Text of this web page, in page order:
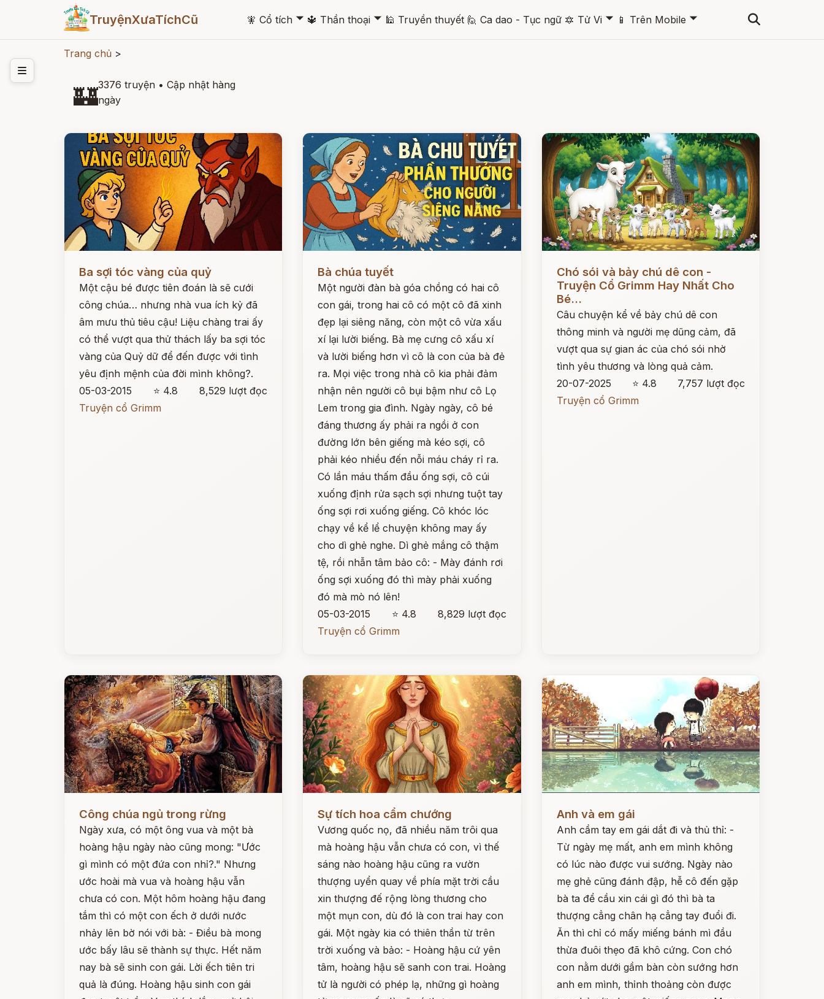
TruyệnXưaTíchCũ 🧚 Cổ tích 🞃 🔱 Thần thoại 🞃 🕌 Truyền thuyết 🙋 Ca dao - Tục ngữ 🔯 Tử Vi 🞃 📱 Trên Mobile 🞃
Trang chủ >
🏰3376 truyện • Cập nhật hàng
ngày
Ba sợi tóc vàng của quỷ
Một cậu bé được tiên đoán là sẽ cưới
công chúa… nhưng nhà vua ích kỷ đã
âm mưu thủ tiêu cậu! Liệu chàng trai ấy
có thể vượt qua thử thách lấy ba sợi tóc
vàng của Quỷ dữ để đến được với tình
yêu định mệnh của đời mình không?.
05-03-2015
⭐ 4.8
8,529 lượt đọc
Truyện cổ Grimm
Bà chúa tuyết
Một người đàn bà góa chồng có hai cô
con gái, trong hai cô có một cô đã xinh
đẹp lại siêng năng, còn một cô vừa xấu
xí lại lười biếng. Bà mẹ cưng cô xấu xí
và lười biếng hơn vì cô là con của bà đẻ
ra. Mọi việc trong nhà cô kia phải đảm
nhận nên người cô bụi bậm như cô Lọ
Lem trong gia đình. Ngày ngày, cô bé
đáng thương ấy phải ra ngồi ở con
đường lớn bên giếng mà kéo sợi, cô
phải kéo nhiều đến nỗi máu cháy rỉ ra.
Có lần máu thấm đầu ống sợi, cô cúi
xuống định rửa sạch sợi nhưng tuột tay
ống sợi rơi xuống giếng. Cô khóc lóc
chạy về kể lể chuyện không may ấy
cho dì ghẻ nghe. Dì ghẻ mắng cô thậm
tệ, rồi nhẫn tâm bảo cô: - Mày đánh rơi
ống sợi xuống đó thì mày phải xuống
đó mà mò nó lên!
05-03-2015
⭐ 4.8
8,829 lượt đọc
Truyện cổ Grimm
Chó sói và bảy chú dê con -
Truyện Cổ Grimm Hay Nhất Cho
Bé...
Câu chuyện kể về bảy chú dê con
thông minh và người mẹ dũng cảm, đã
vượt qua sự gian ác của chó sói nhờ
tình yêu thương và lòng quả cảm.
20-07-2025
⭐ 4.8
7,757 lượt đọc
Truyện cổ Grimm
Công chúa ngủ trong rừng
Ngày xưa, có một ông vua và một bà
hoàng hậu ngày nào cũng mong: "Ước
gì mình có một đứa con nhỉ?." Nhưng
ước hoài mà vua và hoàng hậu vẫn
chưa có con. Một hôm hoàng hậu đang
tắm thì có một con ếch ở dưới nước
nhảy lên bờ nói với bà: - Điều bà mong
ước bấy lâu sẽ thành sự thực. Hết năm
nay bà sẽ sinh con gái. Lời ếch tiên tri
quả là đúng. Hoàng hậu sinh con gái
Sự tích hoa cẩm chướng
Vương quốc nọ, đã nhiều năm trôi qua
mà hoàng hậu vẫn chưa có con, vì thế
sáng nào hoàng hậu cũng ra vườn
thượng uyển quay về phía mặt trời cầu
xin thượng đế rộng lòng thương cho
một mụn con, dù đó là con trai hay con
gái. Một ngày kia có thiên thần từ trên
trời xuống và bảo: - Hoàng hậu cứ yên
tâm, hoàng hậu sẽ sanh con trai. Hoàng
tử là người có phép lạ, những gì hoàng
Anh và em gái
Anh cầm tay em gái dắt đi và thủ thỉ: -
Từ ngày mẹ mất, anh em mình không
có lúc nào được vui sướng. Ngày nào
mẹ ghẻ cũng đánh đập, hễ cô đến gặp
bà ta để cầu xin cái gì đó thì bà ta
thượng cẳng chân hạ cẳng tay đuổi đi.
Ăn thì chỉ có mấy miếng bánh mì đầu
thừa đuôi thẹo đã khô cứng. Con chó
con nằm dưới gầm bàn còn sướng hơn
anh em mình, thỉnh thoảng còn được